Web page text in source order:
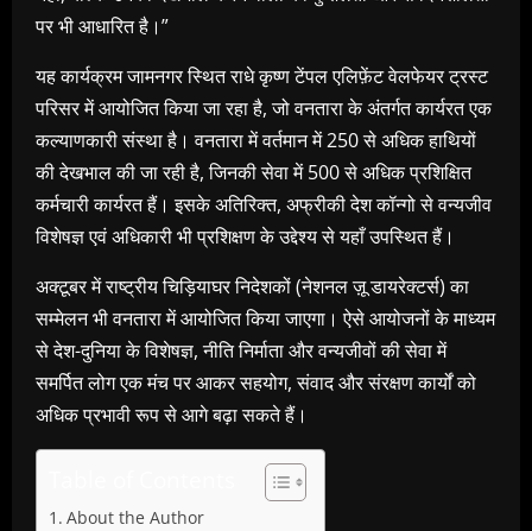
पर भी आधारित है।”
यह कार्यक्रम जामनगर स्थित राधे कृष्ण टेंपल एलिफ़ेंट वेलफेयर ट्रस्ट
परिसर में आयोजित किया जा रहा है, जो वनतारा के अंतर्गत कार्यरत एक
कल्याणकारी संस्था है। वनतारा में वर्तमान में 250 से अधिक हाथियों
की देखभाल की जा रही है, जिनकी सेवा में 500 से अधिक प्रशिक्षित
कर्मचारी कार्यरत हैं। इसके अतिरिक्त, अफ्रीकी देश कॉन्गो से वन्यजीव
विशेषज्ञ एवं अधिकारी भी प्रशिक्षण के उद्देश्य से यहाँ उपस्थित हैं।
अक्टूबर में राष्ट्रीय चिड़ियाघर निदेशकों (नेशनल ज़ू डायरेक्टर्स) का
सम्मेलन भी वनतारा में आयोजित किया जाएगा। ऐसे आयोजनों के माध्यम
से देश-दुनिया के विशेषज्ञ, नीति निर्माता और वन्यजीवों की सेवा में
समर्पित लोग एक मंच पर आकर सहयोग, संवाद और संरक्षण कार्यों को
अधिक प्रभावी रूप से आगे बढ़ा सकते हैं।
About the Author